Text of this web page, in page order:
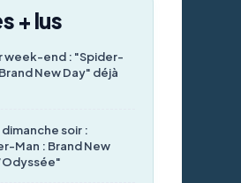
+ lus
week-end : "Spider-
New Day" déjà
dimanche soir :
Man : Brand New